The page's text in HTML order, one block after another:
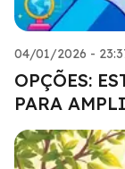
04/01/2026 -
OPÇÕES:
PARA